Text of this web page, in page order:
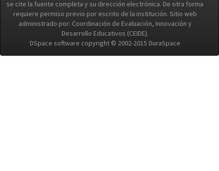
se cite la fuente completa y su dirección electrónica. De otra forma
requiere permiso previo por escrito de la institución. Sitio web
administrado por: Coordinación de Evaluación, Innovación y
Desarrollo Educativos (CEIDE).
DSpace software copyright © 2002-2015 DuraSpace